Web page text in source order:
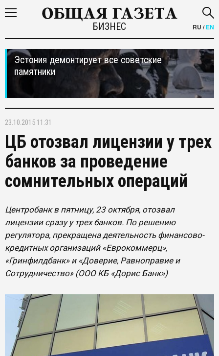
БИЗНЕС RU /EN
Эстония демонтирует все советские
памятники
23.10.2015 11:31
ЦБ отозвал лицензии у трех
банков за проведение
сомнительных операций
Центробанк в пятницу, 23 октября, отозвал
лицензии сразу у трех банков. По решению
регулятора, прекращена деятельность финансово-
кредитных организаций «Еврокоммерц»,
«Гринфилдбанк» и «Доверие, Равноправие и
Сотрудничество» (ООО КБ «Дорис Банк»)